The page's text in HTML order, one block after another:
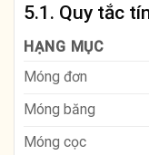
5.1. Quy tắc
HẠNG MỤC
Móng đơn
Móng băng
Móng cọc